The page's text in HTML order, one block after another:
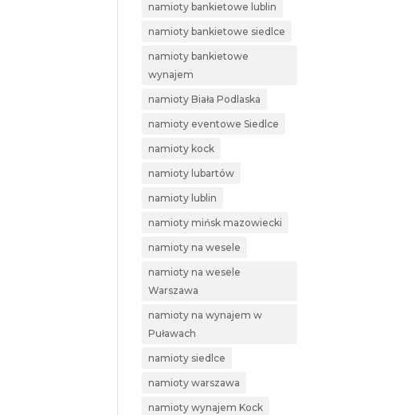
namioty bankietowe lublin
namioty bankietowe siedlce
namioty bankietowe
wynajem
namioty Biała Podlaska
namioty eventowe Siedlce
namioty kock
namioty lubartów
namioty lublin
namioty mińsk mazowiecki
namioty na wesele
namioty na wesele
Warszawa
namioty na wynajem w
Puławach
namioty siedlce
namioty warszawa
namioty wynajem Kock